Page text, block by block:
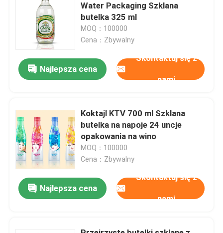
Filmy
O nas
Wycieczka po fabryce
Skontaktuj się z nami
Aktualności
Opakowania do napojów spożywczych
Aluminiowe opakowanie na napoje
Water Packaging Szklana
butelka 325 ml
MOQ：100000
Cena：Zbywalny
Najlepsza cena
Skontaktuj się z
nami
Koktajl KTV 700 ml Szklana
butelka na napoje 24 uncje
opakowania na wino
MOQ：100000
Cena：Zbywalny
Najlepsza cena
Skontaktuj się z
nami